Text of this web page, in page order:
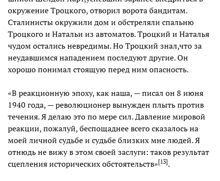
окружение Троцкого, отворил ворота бандитам.
Сталинисты окружили дом и обстреляли спальню
Троцкого и Натальи из автоматов. Троцкий и Наталья
чудом остались невредимы. Но Троцкий знал,что за
неудавшимся нападением последуют другие. Он
хорошо понимал стоящую перед ним опасность.
«В реакционную эпоху, как наша, — писал он 8 июня
1940 года, — революционер вынужден плыть против
течения. Я делаю это по мере сил. Давление мировой
реакции, пожалуй, беспощаднее всего сказалось на
моей личной судьбе и судьбе близких мне людей. Я
отнюдь не вижу в этом своей заслуги: таков результат
сцепления исторических обстоятельств»[13].